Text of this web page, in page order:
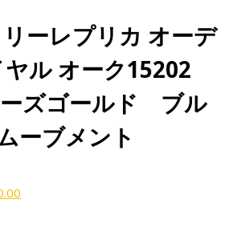
ーレプリカ オーデ
ル オーク15202
ズゴールド ブル
ーブメント